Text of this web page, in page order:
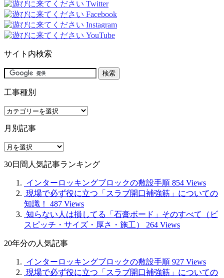
サイト内検索
工事種別
工
種
別
月別記事
月
記
30日間人気記事ランキング
インターロッキングブロックの敷設手順 854 Views
現場で必ず役に立つ「スラブ開口補強筋」についての
知識！
487 Views
知らない人は損してる「石膏ボード」そのすべて（ビ
スピッチ・サイズ・厚さ・施工）
264 Views
20年分の人気記事
インターロッキングブロックの敷設手順 927 Views
現場で必ず役に立つ「スラブ開口補強筋」についての